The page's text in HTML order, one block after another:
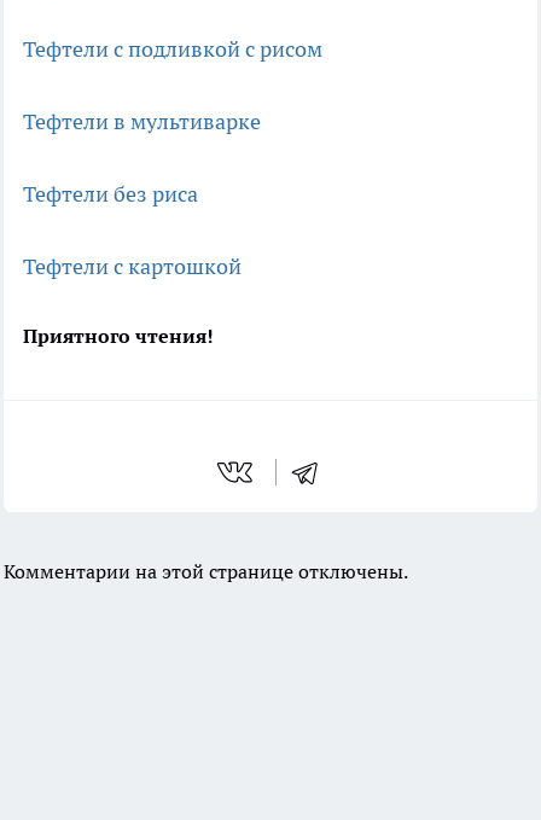
Тефтели с подливкой с рисом
Тефтели в мультиварке
Тефтели без риса
Тефтели с картошкой
Приятного чтения!
Комментарии на этой странице отключены.